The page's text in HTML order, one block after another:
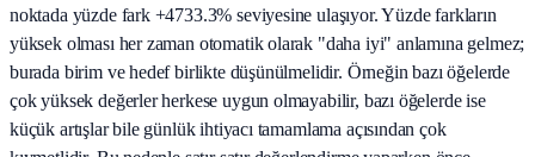
noktada yüzde fark +4733.3% seviyesine ulaşıyor. Yüzde farkların
yüksek olması her zaman otomatik olarak "daha iyi" anlamına gelmez;
burada birim ve hedef birlikte düşünülmelidir. Örneğin bazı öğelerde
çok yüksek değerler herkese uygun olmayabilir, bazı öğelerde ise
küçük artışlar bile günlük ihtiyacı tamamlama açısından çok